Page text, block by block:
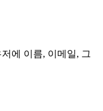
에 이름, 이메일, 그